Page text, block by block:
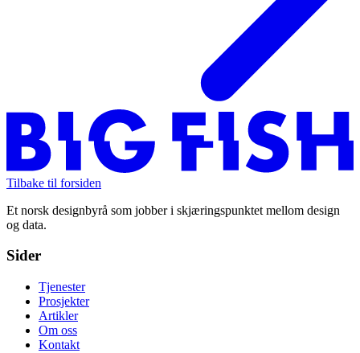
Tilbake til forsiden
Et norsk designbyrå som jobber i skjæringspunktet mellom design
og data.
Sider
Tjenester
Prosjekter
Artikler
Om oss
Kontakt